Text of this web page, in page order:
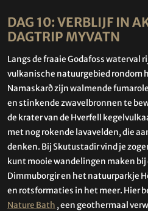
DAG 10: VERBLIJF IN
DAGTRIP MYVATN
Langs de fraaie Godafoss waterval
vulkanische natuurgebied rondom
Namaskarð zijn walmende
en stinkende zwavelbronnen te
de krater van de Hverfell
met nog rokende lavavelden, die
denken. Bij Skutustadir vind je
kunt mooie wandelingen maken
Dimmuborgir en het natuurparkje
en rotsformaties in het meer. Hier
Nature Bath , een geothermaal